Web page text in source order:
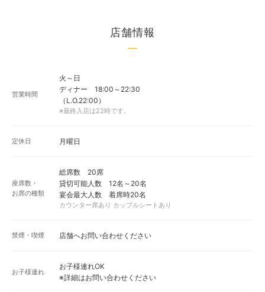
店舗情報
営業時間
火～日
ディナー 18:00～22:30
（L.O.22:00）
※最終入店は22時です。
定休日 月曜日
座席数・
お席の種類
総席数 20席
貸切可能人数 12名～20名
宴会最大人数 着席時20名
カウンター席あり カップルシートあり
禁煙・喫煙 店舗へお問い合わせください
お子様連れ
お子様連れOK
※詳細はお問い合わせください